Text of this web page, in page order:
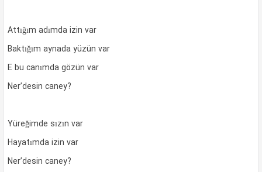
Attığım adımda izin var
Baktığım aynada yüzün var
E bu canımda gözün var
Ner’desin caney?
Yüreğimde sızın var
Hayatımda izin var
Ner’desin caney?